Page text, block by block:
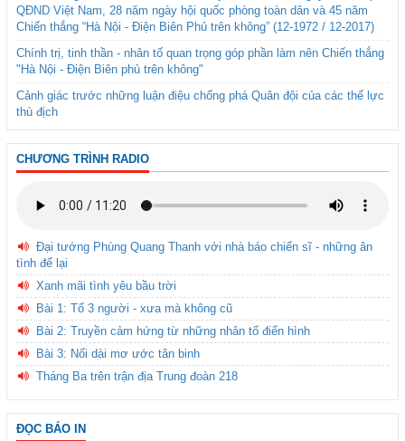
QĐND Việt Nam, 28 năm ngày hội quốc phòng toàn dân và 45 năm
Chiến thắng “Hà Nội - Điện Biên Phủ trên không” (12-1972 / 12-2017)
Chính trị, tinh thần - nhân tố quan trọng góp phần làm nên Chiến thắng
"Hà Nội - Điện Biên phủ trên không"
Cảnh giác trước những luận điệu chống phá Quân đội của các thế lực
thù địch
CHƯƠNG TRÌNH RADIO
Đại tướng Phùng Quang Thanh với nhà báo chiến sĩ - những ân
tình để lại
Xanh mãi tình yêu bầu trời
Bài 1: Tổ 3 người - xưa mà không cũ
Bài 2: Truyền cảm hứng từ những nhân tố điển hình
Bài 3: Nối dài mơ ước tân binh
Tháng Ba trên trận địa Trung đoàn 218
ĐỌC BÁO IN